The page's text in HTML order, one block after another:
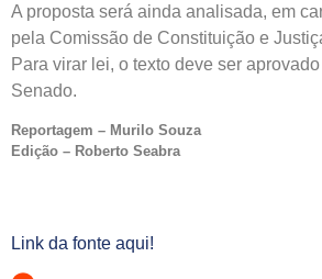
A proposta será ainda analisada, em
pela Comissão de Constituição e
Para virar lei, o texto deve ser
Senado.
Reportagem – Murilo Souza
Edição – Roberto Seabra
Link da fonte aqui!